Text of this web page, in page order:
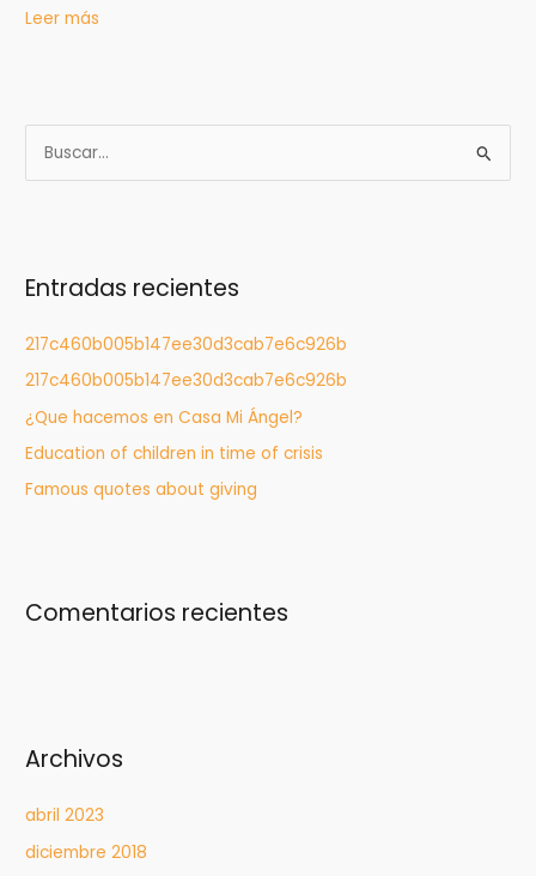
Leer más
a
:
Entradas recientes
217c460b005b147ee30d3cab7e6c926b
217c460b005b147ee30d3cab7e6c926b
¿Que hacemos en Casa Mi Ángel?
Education of children in time of crisis
Famous quotes about giving
Comentarios recientes
Archivos
abril 2023
diciembre 2018